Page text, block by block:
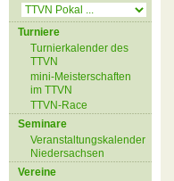
Turniere
Turnierkalender des
TTVN
mini-Meisterschaften
im TTVN
TTVN-Race
Seminare
Veranstaltungskalender
Niedersachsen
Vereine